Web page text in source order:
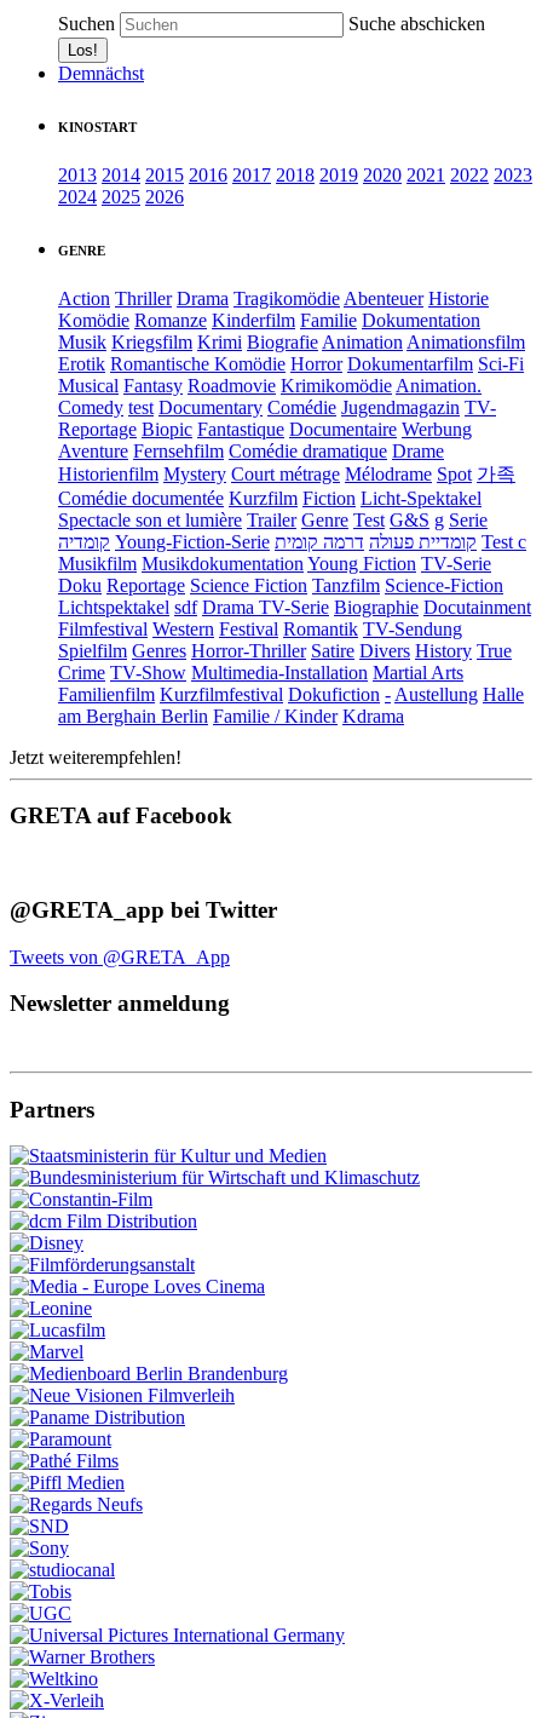
Suchen Suche abschicken
Demnächst
KINOSTART
2013 2014 2015 2016 2017 2018 2019 2020 2021 2022 2023
2024 2025 2026
GENRE
Action Thriller Drama Tragikomödie Abenteuer Historie
Komödie Romanze Kinderfilm Familie Dokumentation
Musik Kriegsfilm Krimi Biografie Animation Animationsfilm
Erotik Romantische Komödie Horror Dokumentarfilm Sci-Fi
Musical Fantasy Roadmovie Krimikomödie Animation.
Comedy test Documentary Comédie Jugendmagazin TV-
Reportage Biopic Fantastique Documentaire Werbung
Aventure Fernsehfilm Comédie dramatique Drame
Historienfilm Mystery Court métrage Mélodrame Spot 가족
Comédie documentée Kurzfilm Fiction Licht-Spektakel
Spectacle son et lumière Trailer Genre Test G&S g Serie
קומדיה Young-Fiction-Serie קומדיית פעולה דרמה קומית
Test c
Musikfilm Musikdokumentation Young Fiction TV-Serie
Doku Reportage Science Fiction Tanzfilm Science-Fiction
Lichtspektakel sdf Drama TV-Serie Biographie Docutainment
Filmfestival Western Festival Romantik TV-Sendung
Spielfilm Genres Horror-Thriller Satire Divers History True
Crime TV-Show Multimedia-Installation Martial Arts
Familienfilm Kurzfilmfestival Dokufiction - Austellung Halle
am Berghain Berlin Familie / Kinder Kdrama
Jetzt weiterempfehlen!
GRETA auf Facebook
@GRETA_app bei Twitter
Tweets von @GRETA_App
Newsletter anmeldung
Partners